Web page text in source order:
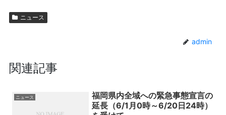
ニュース
admin
関連記事
ニュース
福岡県内全域への緊急事態宣言の
延長（6/1月0時～6/20日24時）